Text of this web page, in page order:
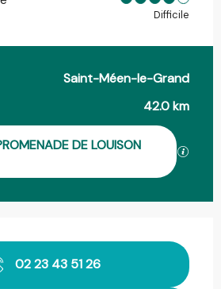
Difficile
Saint-Méen-le-Grand
42.0 km
DE LOUISON
02 23 43 51 26